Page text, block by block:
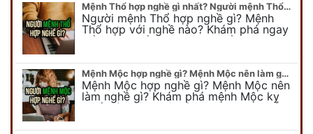
Mệnh Thổ hợp nghề gì nhất? Người mệnh Thổ kỵ nghề gì?
Người mệnh Thổ hợp nghề gì? Mệnh
Thổ hợp với nghề nào? Khám phá ngay
để chọn nghề hợp mệnh Thổ. Cũng như
Mệnh Mộc hợp nghề gì? Mệnh Mộc nên làm gì? Mệnh Mộc kỵ nghề nào?
Mệnh Mộc hợp nghề gì? Mệnh Mộc nên
làm nghề gì? Khám phá mệnh Mộc kỵ
nghề gì không nên làm. Xem ngay để